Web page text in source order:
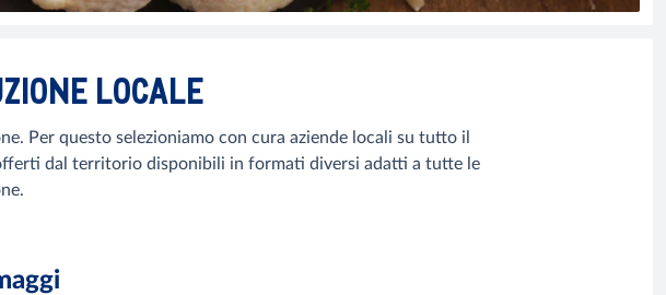
LOCALE
Per questo selezioniamo con cura aziende locali su tutto il
dal territorio disponibili in formati diversi adatti a tutte le